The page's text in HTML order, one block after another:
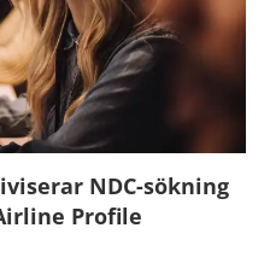
NDC-sökning
Profile